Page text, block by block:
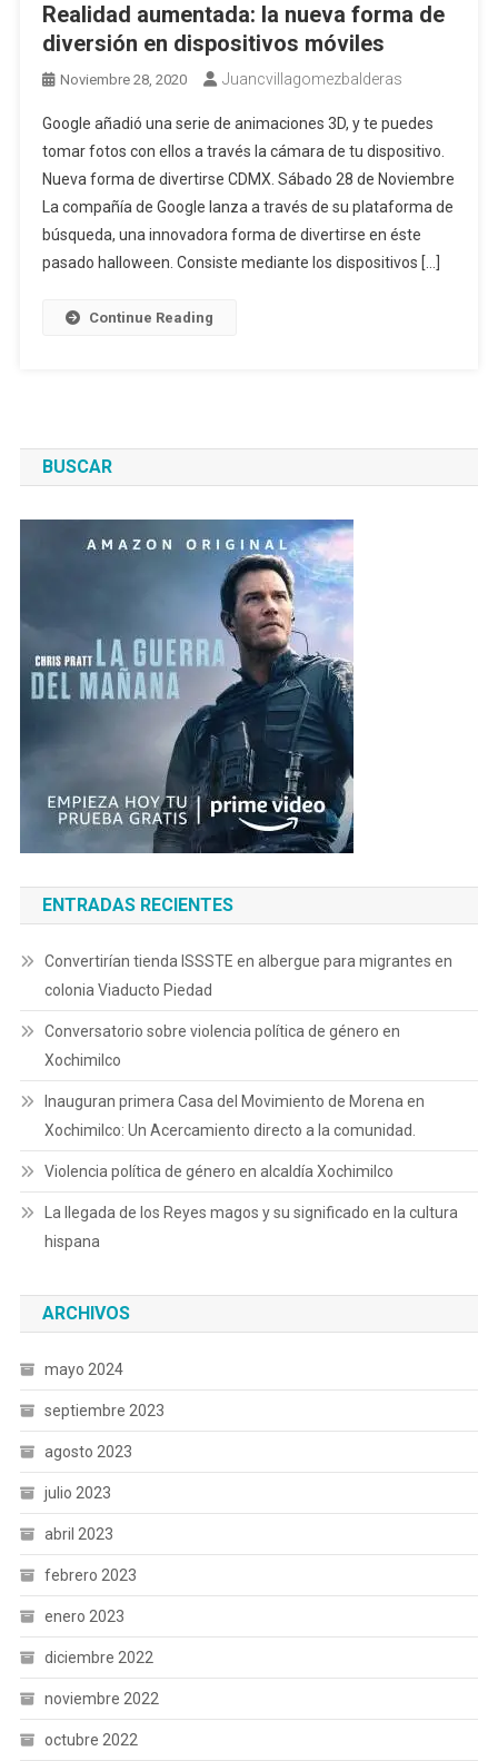
Realidad aumentada: la nueva forma de
diversión en dispositivos móviles
Noviembre 28, 2020 Juancvillagomezbalderas
Google añadió una serie de animaciones 3D, y te puedes
tomar fotos con ellos a través la cámara de tu dispositivo.
Nueva forma de divertirse CDMX. Sábado 28 de Noviembre
La compañía de Google lanza a través de su plataforma de
búsqueda, una innovadora forma de divertirse en éste
pasado halloween. Consiste mediante los dispositivos […]
Continue Reading
BUSCAR
ENTRADAS RECIENTES
Convertirían tienda ISSSTE en albergue para migrantes en
colonia Viaducto Piedad
Conversatorio sobre violencia política de género en
Xochimilco
Inauguran primera Casa del Movimiento de Morena en
Xochimilco: Un Acercamiento directo a la comunidad.
Violencia política de género en alcaldía Xochimilco
La llegada de los Reyes magos y su significado en la cultura
hispana
ARCHIVOS
mayo 2024
septiembre 2023
agosto 2023
julio 2023
abril 2023
febrero 2023
enero 2023
diciembre 2022
noviembre 2022
octubre 2022